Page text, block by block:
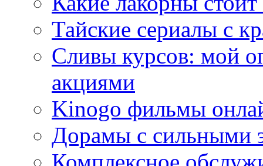
Тайские сериалы с
Сливы курсов: мой
акциями
Kinogo фильмы
Дорамы с сильными